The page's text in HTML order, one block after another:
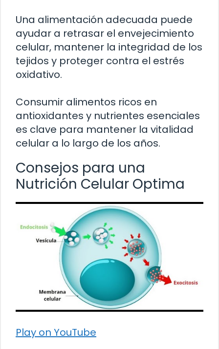
Una alimentación adecuada puede
ayudar a retrasar el envejecimiento
celular, mantener la integridad de los
tejidos y proteger contra el estrés
oxidativo.
Consumir alimentos ricos en
antioxidantes y nutrientes esenciales
es clave para mantener la vitalidad
celular a lo largo de los años.
Consejos para una
Nutrición Celular Optima
Play on YouTube